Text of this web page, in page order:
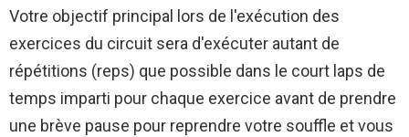
Votre objectif principal lors de l'exécution des
exercices du circuit sera d'exécuter autant de
répétitions (reps) que possible dans le court laps de
temps imparti pour chaque exercice avant de prendre
une brève pause pour reprendre votre souffle et vous